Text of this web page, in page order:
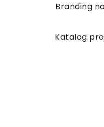
Branding
Katalog